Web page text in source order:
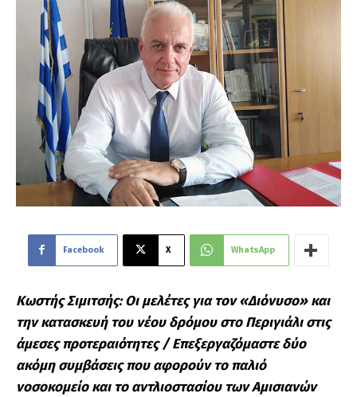
Facebook X WhatsApp
Κωστής Σιμιτσής: Οι μελέτες για τον «Διόνυσο» και
την κατασκευή του νέου δρόμου στο Περιγιάλι στις
άμεσες προτεραιότητες / Επεξεργαζόμαστε δύο
ακόμη συμβάσεις που αφορούν το παλιό
νοσοκομείο και το αντλιοστασίου των Αμισιανών